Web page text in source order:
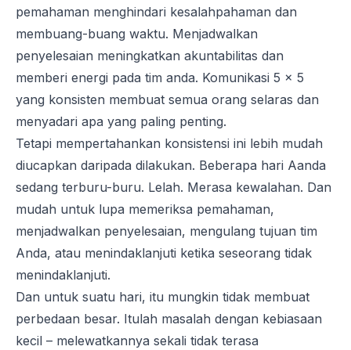
pemahaman menghindari kesalahpahaman dan
membuang-buang waktu. Menjadwalkan
penyelesaian meningkatkan akuntabilitas dan
memberi energi pada tim anda. Komunikasi 5 x 5
yang konsisten membuat semua orang selaras dan
menyadari apa yang paling penting.
Tetapi mempertahankan konsistensi ini lebih mudah
diucapkan daripada dilakukan. Beberapa hari Aanda
sedang terburu-buru. Lelah. Merasa kewalahan. Dan
mudah untuk lupa memeriksa pemahaman,
menjadwalkan penyelesaian, mengulang tujuan tim
Anda, atau menindaklanjuti ketika seseorang tidak
menindaklanjuti.
Dan untuk suatu hari, itu mungkin tidak membuat
perbedaan besar. Itulah masalah dengan kebiasaan
kecil – melewatkannya sekali tidak terasa